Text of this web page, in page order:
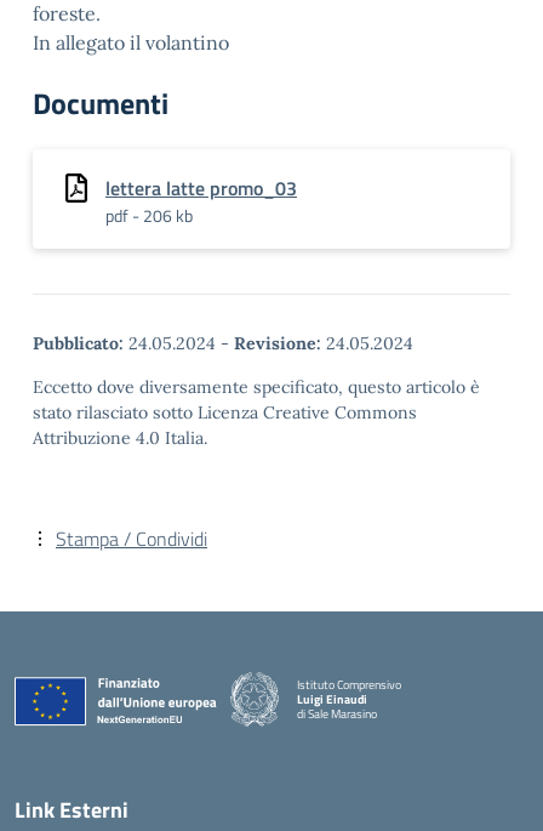
foreste.
In allegato il volantino
Documenti
lettera latte promo_03
pdf - 206 kb
Pubblicato: 24.05.2024 - Revisione: 24.05.2024
Eccetto dove diversamente specificato, questo articolo è
stato rilasciato sotto Licenza Creative Commons
Attribuzione 4.0 Italia.
Stampa / Condividi
Istituto Comprensivo
Luigi Einaudi
di Sale Marasino
Link Esterni